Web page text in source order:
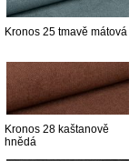
Kronos 25 tmavě mátová
Kronos 28 kaštanově
hnědá